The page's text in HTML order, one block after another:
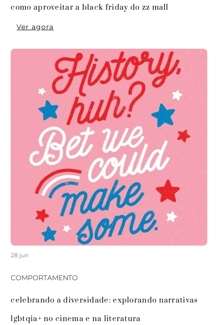
como aproveitar a black friday do zz mall
Ver agora
28 jun
COMPORTAMENTO
celebrando a diversidade: explorando narrativas